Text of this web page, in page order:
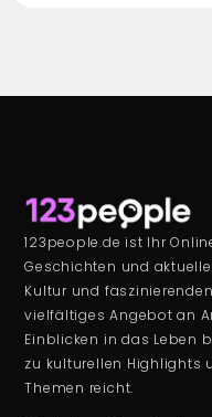
123people.de ist Ihr
Geschichten und
Kultur und
vielfältiges Angebot an
Einblicken in das Leben
zu kulturellen Highlights
Themen reicht.